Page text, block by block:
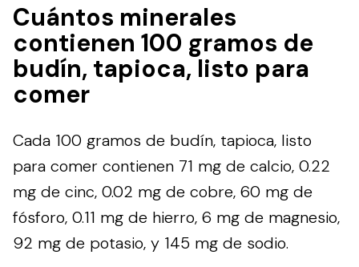
Cuántos minerales
contienen 100 gramos de
budín, tapioca, listo para
comer
Cada 100 gramos de budín, tapioca, listo
para comer contienen 71 mg de calcio, 0.22
mg de cinc, 0.02 mg de cobre, 60 mg de
fósforo, 0.11 mg de hierro, 6 mg de magnesio,
92 mg de potasio, y 145 mg de sodio.